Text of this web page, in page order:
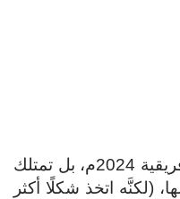
لا تقتصر علاقة كوريا الجنوبية بإفريقيا فقط على الوقت الراهن المتصل بالقمة الكورية-الإفريقية 2024م، بل تمتلك
(لكنَّه اتخذ شكلًا أكثر